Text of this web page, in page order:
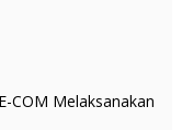
COM Melaksanakan